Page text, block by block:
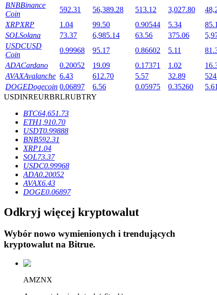
Launchpool
Elastyczne stawianie zakładów, aby zarabiać na popularnych
tokenach
Blokady BTR
Ekskluzywne inwestycje dla posiadaczy BTR
Pożyczki
Usługa pożyczek wspieranych kryptowalutami
BNBBinance
Coin
592.31 56,389.28 513.12 3,027.80
XRPXRP 1.04 99.50 0.90544 5.34
SOLSolana 73.37 6,985.14 63.56 375.06
USDCUSD
Coin
0.99968 95.17 0.86602 5.11
ADACardano 0.20052 19.09 0.17371 1.02
AVAXAvalanche 6.43 612.70 5.57 32.89
DOGEDogecoin 0.06897 6.56 0.05975 0.35260
USDINREURBRLRUBTRY
BTC64,651.73
ETH1,910.70
USDT0.99888
BNB592.31
XRP1.04
SOL73.37
USDC0.99968
ADA0.20052
AVAX6.43
DOGE0.06897
Odkryj więcej kryptowalut
Wybór nowo wymienionych i trendujących
kryptowalut na Bitrue.
AMZNX